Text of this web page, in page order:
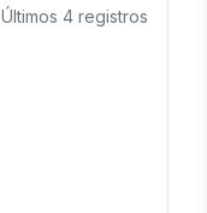
Últimos 4 registros